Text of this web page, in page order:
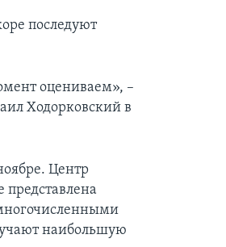
последуют
оцениваем», –
Ходорковский в
Центр
представлена
наибольшую